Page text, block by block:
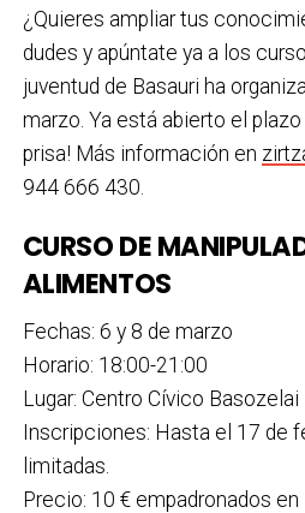
¿Quieres ampliar tus
dudes y apúntate ya a los
juventud de Basauri ha
marzo. Ya está abierto el
prisa! Más información en
944 666 430.
CURSO DE
ALIMENTOS
Fechas: 6 y 8 de marzo
Horario: 18:00-21:00
Lugar: Centro Cívico Basozelai
Inscripciones: Hasta el 17 de
limitadas.
Precio: 10 € empadronados en